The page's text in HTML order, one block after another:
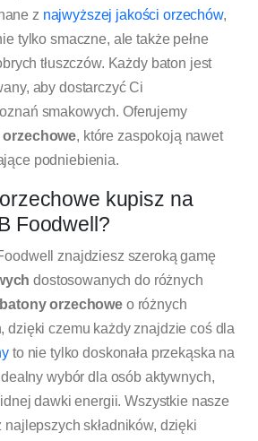
z najwyższej jakości orzechów,
tylko smaczne, ale także pełne
tłuszczów. Każdy baton jest
aby dostarczyć Ci
smakowych. Oferujemy
orzechowe, które zaspokoją nawet
podniebienia.
kupisz na
Foodwell?
znajdziesz szeroką gamę
dostosowanych do różnych
batony orzechowe o różnych
dzięki czemu każdy znajdzie coś dla
to nie tylko doskonała przekąska na
wybór dla osób aktywnych,
dawki energii. Wszystkie nasze
składników, dzięki